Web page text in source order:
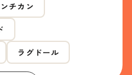
チカン
ラグドール